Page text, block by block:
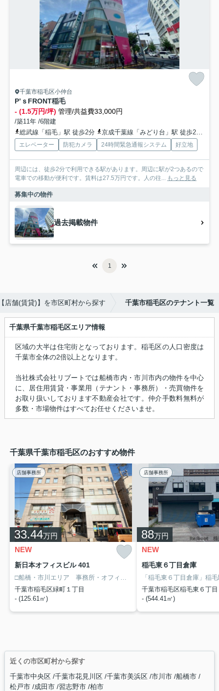
千葉市稲毛区小仲台
P’ｓFRONT稲毛
- (1.5万円/坪) 管理/共益費33,000円
/築11年 /6階建
総武線「稲毛」駅 徒歩2分
京成千葉線「みどり台」駅 徒歩24分
エレベーター 防犯カメラ 24時間緊急通報システム 好立地
周辺には、徒歩2分で利用できる駅があります。周辺に駅が2つあるので
電車での移動が便利です。賃料は27.5万円です。人の往... もっと見る
募集中の物件
過去掲載物件
1
店舗(賃貸)】を市区町村から探す 千葉市稲毛区のテナント一覧
千葉県千葉市稲毛区エリア情報
区域の大半は住宅街となっております。稲毛区の人口密度は
千葉市全体の2倍以上となります。
当社株式会社リブートでは船橋市内・市川市内の物件を中心
に、居住用賃貸・事業用（テナント・事務所）・売買物件を
お取り扱いしております不動産会社です。仲介手数料無料が
多数・市場物件はすべてお任せくださいませ。
千葉県千葉市稲毛区のおすすめ物件
店舗事務所
33.44万円
NEW
新日本オフィスビル 401
千葉市稲毛区緑町１丁目
- (125.61㎡)
店舗事務所
88万円
NEW
稲毛東６丁目倉庫
千葉市稲毛区稲毛東６丁目
- (544.41㎡)
近くの市区町村から探す
千葉市中央区 千葉市花見川区 千葉市美浜区 市川市 船橋市
松戸市 成田市 習志野市 柏市